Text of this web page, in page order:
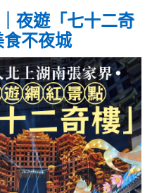
｜ 夜遊「七十二奇
不夜城